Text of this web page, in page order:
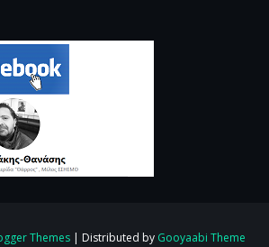
Themes | Distributed by Gooyaabi Theme